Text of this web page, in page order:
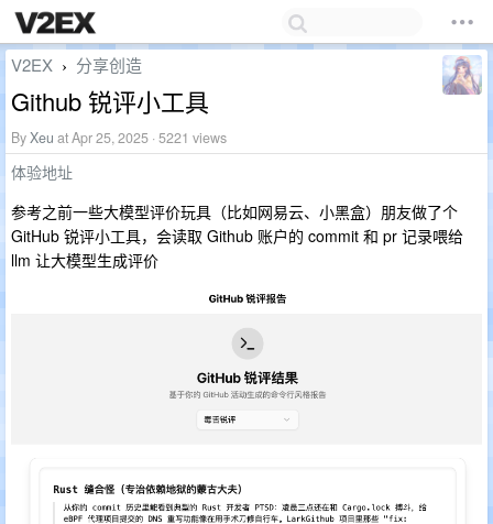
V2EX › 分享创造
Github 锐评小工具
ByXeu at Apr 25, 2025 · 5221 views
体验地址
参考之前一些大模型评价玩具（比如网易云、小黑盒）朋友做了个
GitHub 锐评小工具，会读取 Github 账户的 commit 和 pr 记录喂给
llm 让大模型生成评价